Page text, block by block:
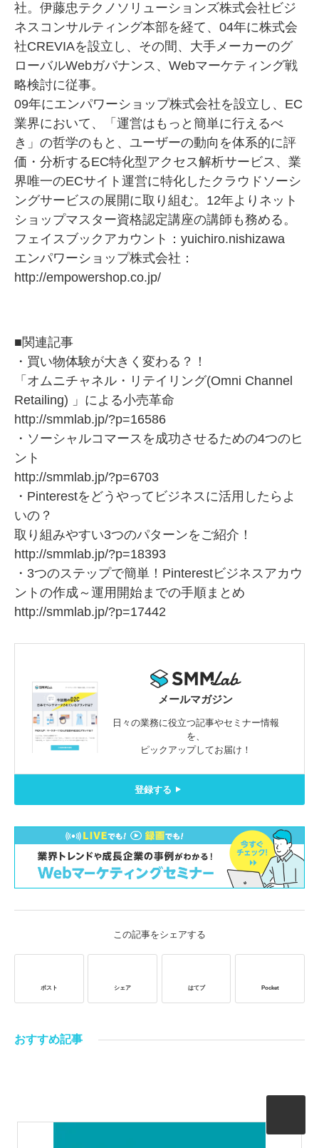
社。伊藤忠テクノソリューションズ株式会社ビジ
ネスコンサルティング本部を経て、04年に株式会
社CREVIAを設立し、その間、大手メーカーのグ
ローバルWebガバナンス、Webマーケティング戦
略検討に従事。
09年にエンパワーショップ株式会社を設立し、EC
業界において、「運営はもっと簡単に行えるべ
き」の哲学のもと、ユーザーの動向を体系的に評
価・分析するEC特化型アクセス解析サービス、業
界唯一のECサイト運営に特化したクラウドソーシ
ングサービスの展開に取り組む。12年よりネット
ショップマスター資格認定講座の講師も務める。
フェイスブックアカウント： yuichiro.nishizawa
エンパワーショップ株式会社：
http://empowershop.co.jp/
■関連記事
・買い物体験が大きく変わる？！
「オムニチャネル・リテイリング(Omni Channel
Retailing) 」による小売革命
http://smmlab.jp/?p=16586
・ソーシャルコマースを成功させるための4つのヒ
ント
http://smmlab.jp/?p=6703
・Pinterestをどうやってビジネスに活用したらよ
いの？
取り組みやすい3つのパターンをご紹介！
http://smmlab.jp/?p=18393
・3つのステップで簡単！Pinterestビジネスアカウ
ントの作成～運用開始までの手順まとめ
http://smmlab.jp/?p=17442
メールマガジン
日々の業務に役立つ記事やセミナー情報
を、
ピックアップしてお届け！
登録する
この記事をシェアする
ポスト シェア はてブ Pocket
おすすめ記事